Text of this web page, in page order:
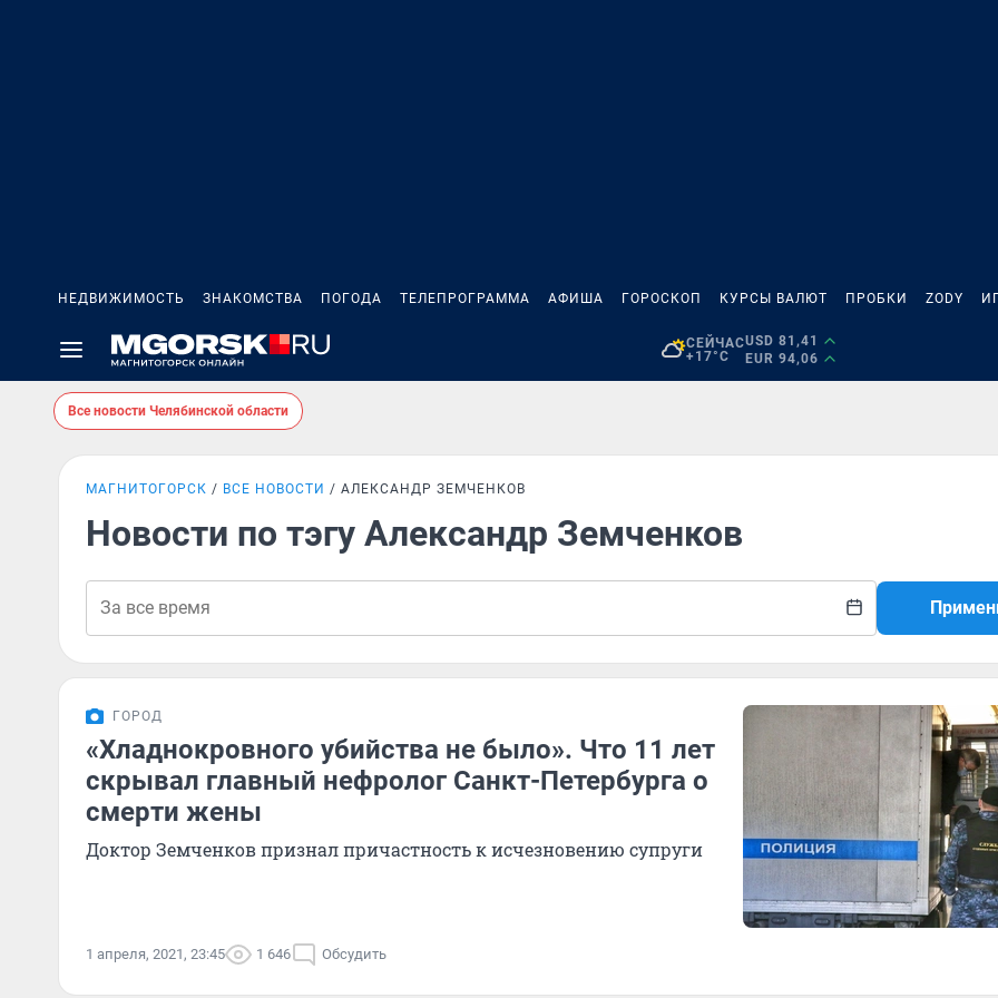
НЕДВИЖИМОСТЬ ЗНАКОМСТВА ПОГОДА ТЕЛЕПРОГРАММА АФИША ГОРОСКОП КУРСЫ ВАЛЮТ ПРОБКИ ZODY
СЕЙЧАС
+17°C
USD 81,41
EUR 94,06
Все новости Челябинской области
МАГНИТОГОРСК ВСЕ НОВОСТИ АЛЕКСАНДР ЗЕМЧЕНКОВ
Новости по тэгу Александр Земченков
ГОРОД
«Хладнокровного убийства не было». Что 11 лет
скрывал главный нефролог Санкт-Петербурга о
смерти жены
Доктор Земченков признал причастность к исчезновению супруги
1 апреля, 2021, 23:45 1 646 Обсудить